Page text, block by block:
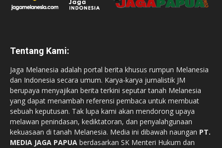
Tentang Kami:
Jaga Melanesia adalah portal berita khusus rumpun Melanesia
dan Indonesia secara umum. Karya-karya jurnalistik JM
berupaya menyajikan berita terkini seputar tanah Melanesia
yang dapat menambah referensi pembaca untuk membuat
sebuah keputusan. Tak lupa kami akan mendorong upaya
melawan penindasan, kediktatoran, dan penyalahgunaan
kekuasaan di tanah Melanesia. Media ini dibawah naungan PT.
MEDIA JAGA PAPUA berdasarkan SK Menteri Hukum dan